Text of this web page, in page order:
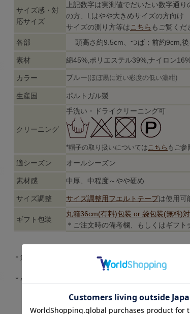
サイズ感・対
応サイズ
上記数字は実測値でだいたい数字通
の方、Lはやや大きめサイズの方向け
サイズの測り方等は こちら もご覧くだ
各部
頭高さ約9.5cm、つば；前約9cm,後
素材 綿45%,ポリエステル39%,ナイロン
カラー ブルー(ほぼ黒に近い彩度の低い濃紺)
生産国 ポルトガル製
クリーニング
手洗い・ドライクリーニング可
*帽子の取り扱いについてはこちら もご参
適シーズン オールシーズン
素材感 中厚、中程度～やや硬め
サイズ調整 サイズ調整用フエルトテープは使用可
ギフト包装
丸箱36cm(有料)包装 or 袋包装(無料)
＊ご注文時の備考欄、もしくはギフ
＊適シーズンは主観的なものですので大体の目安とお考え
＊各部サイズは標準サイズ前後のものです。両極付近のサ